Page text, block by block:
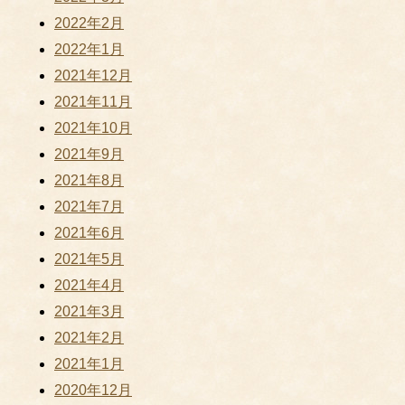
2022年2月
2022年1月
2021年12月
2021年11月
2021年10月
2021年9月
2021年8月
2021年7月
2021年6月
2021年5月
2021年4月
2021年3月
2021年2月
2021年1月
2020年12月